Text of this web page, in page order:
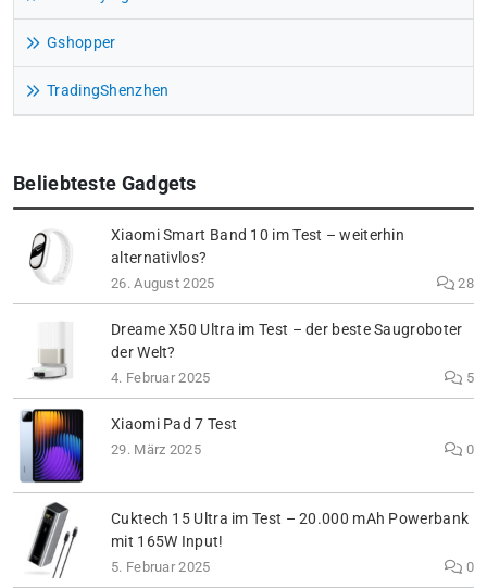
Gshopper
TradingShenzhen
Beliebteste Gadgets
Xiaomi Smart Band 10 im Test – weiterhin
alternativlos?
26. August 2025 28
Dreame X50 Ultra im Test – der beste Saugroboter
der Welt?
4. Februar 2025 5
Xiaomi Pad 7 Test
29. März 2025 0
Cuktech 15 Ultra im Test – 20.000 mAh Powerbank
mit 165W Input!
5. Februar 2025 0